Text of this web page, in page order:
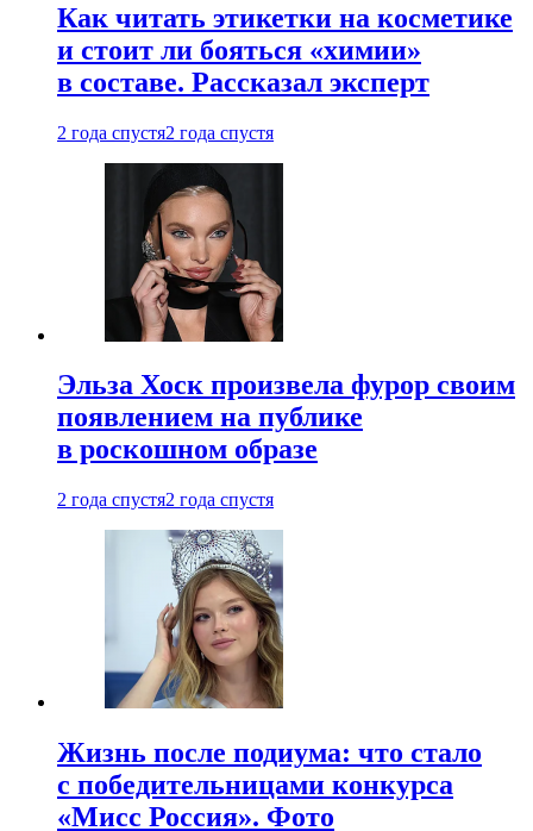
Как читать этикетки на косметике
и стоит ли бояться «химии»
в составе. Рассказал эксперт
2 года спустя2 года спустя
Эльза Хоск произвела фурор своим
появлением на публике
в роскошном образе
2 года спустя2 года спустя
Жизнь после подиума: что стало
с победительницами конкурса
«Мисс Россия». Фото